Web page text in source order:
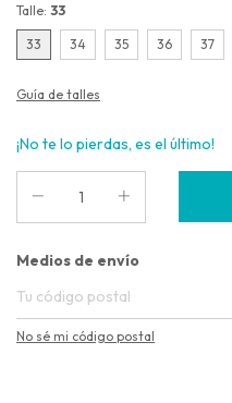
Talle: 33
33 34 35 36 37
Guía de talles
¡No te lo pierdas, es el último!
Entregas para el CP:
Medios de envío
No sé mi código postal